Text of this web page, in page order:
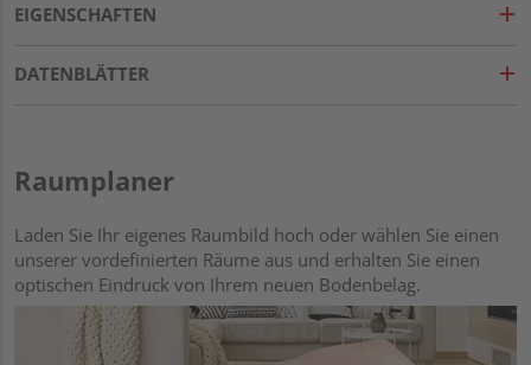
EIGENSCHAFTEN
DATENBLÄTTER
Raumplaner
Laden Sie Ihr eigenes Raumbild hoch oder wählen Sie einen
unserer vordefinierten Räume aus und erhalten Sie einen
optischen Eindruck von Ihrem neuen Bodenbelag.